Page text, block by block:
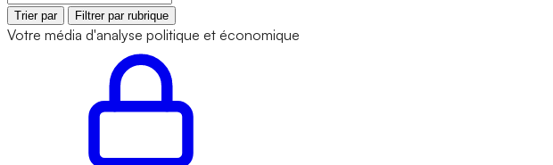
Trier par Filtrer par rubrique
Votre média d'analyse politique et économique